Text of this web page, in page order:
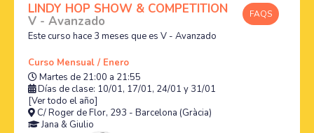
FAQS
LINDY HOP SHOW & COMPETITION
V - Avanzado
Este curso hace 3 meses que es V - Avanzado
Curso Mensual / Enero
Martes de 21:00 a 21:55
Días de clase: 10/01, 17/01, 24/01 y 31/01
[Ver todo el año]
C/ Roger de Flor, 293 - Barcelona (Gràcia)
Jana & Giulio